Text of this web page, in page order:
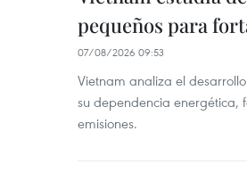
pequeños para
07/08/2026 09:53
Vietnam analiza el
su dependencia energética,
emisiones.